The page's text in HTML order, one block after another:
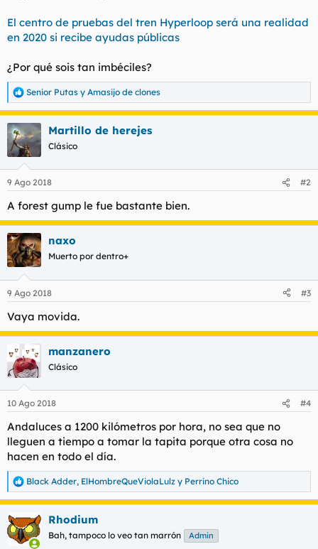
El centro de pruebas del tren Hyperloop será una realidad
en 2020 si recibe ayudas públicas
¿Por qué sois tan imbéciles?
R
e
a
c
c
i
e
:
Senior Putas y Amasijo de clones
Martillo de herejes
Clásico
9 Ago 2018 #2
A forest gump le fue bastante bien.
naxo
Muerto por dentro+
9 Ago 2018 #3
Vaya movida.
manzanero
Clásico
10 Ago 2018 #4
Andaluces a 1200 kilómetros por hora, no sea que no
lleguen a tiempo a tomar la tapita porque otra cosa no
hacen en todo el día.
R
e
a
c
c
i
Black Adder, ElHombreQueViolaLulz y Perrino Chico
Rhodium
Bah, tampoco lo veo tan marrón Admin